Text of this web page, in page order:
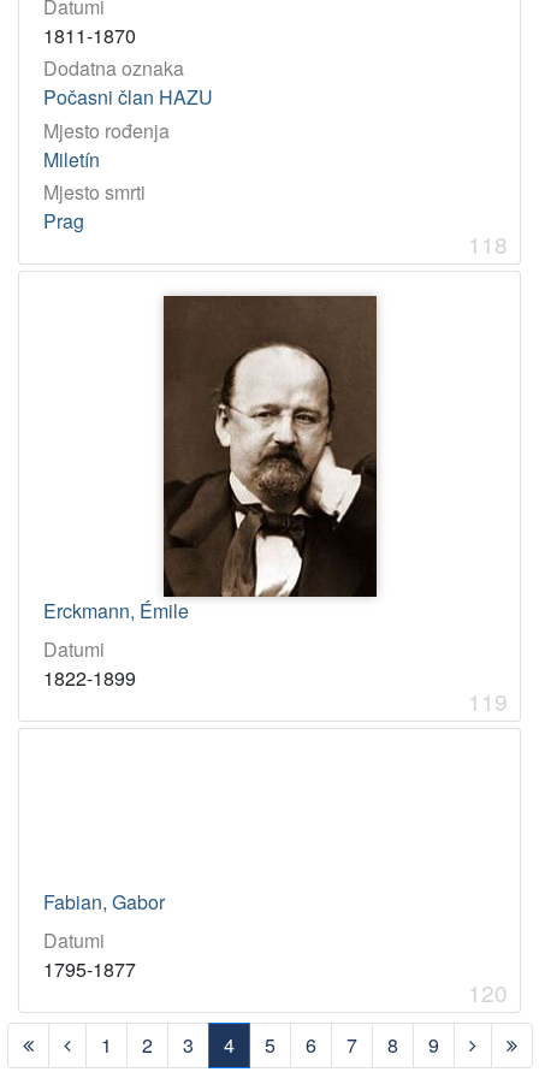
Datumi
1811-1870
Dodatna oznaka
Počasni član HAZU
Mjesto rođenja
Miletín
Mjesto smrti
Prag
118
Erckmann, Émile
Datumi
119
Fabian, Gabor
Datumi
1795-1877
120
1 2 3
4
5 6 7 8 9